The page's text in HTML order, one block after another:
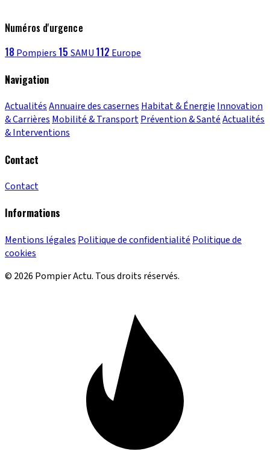
Numéros d'urgence
18 Pompiers 15 SAMU 112 Europe
Navigation
ActualitésAnnuaire des casernesHabitat & ÉnergieInnovation
& CarrièresMobilité & TransportPrévention & SantéActualités
& Interventions
Contact
Contact
Informations
Mentions légales Politique de confidentialité Politique de
cookies
© 2026 Pompier Actu. Tous droits réservés.